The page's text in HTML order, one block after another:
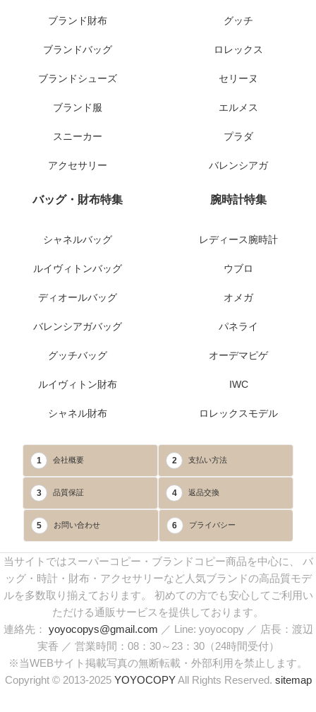
ブランド財布
ブランドバッグ
ブランドシューズ
ブランド服
スニーカー
アクセサリー
グッチ
ロレックス
セリーヌ
エルメス
プラダ
バレンシアガ
バッグ・財布特集
シャネルバッグ
ルイヴィトンバッグ
ディオールバッグ
バレンシアガバッグ
グッチバッグ
ルイヴィトン財布
シャネル財布
腕時計特集
レディース腕時計
ウブロ
オメガ
パネライ
オーデマピゲ
IWC
ロレックスモデル
1 会社概要 2 支払い方法
3 品質保証 4 返品交換
5 お問い合わせ 6 プライバシー
当サイトではスーパーコピー・ブランドコピー商品を中心に、 バ
ッグ・時計・財布・アクセサリーなど人気ブランドの高品質モデ
ルを多数取り揃えております。 初めての方でも安心してご利用い
ただける通販サービスを提供しております。
連絡先： yoyocopys@gmail.com ／ Line: yoyocopy ／ 店長：渡辺
実香 ／ 営業時間：08：30～23：30（24時間受付）
※当WEBサイト掲載写真の無断転載・外部利用を禁止します。
Copyright © 2013-2025 YOYOCOPYAll Rights Reserved. sitemap